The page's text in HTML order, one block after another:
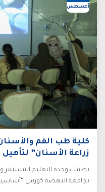
أغسطس/26
كلية طب الفم
زراعة الأسنان”
نظمت وحدة التعليم المستمر
بجامعة النهضة كورس “أساسيات زراعة